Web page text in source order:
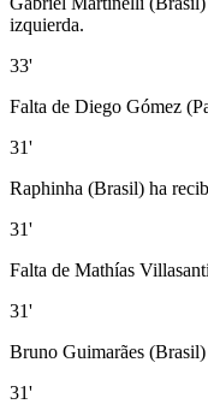
izquierda.
33'
Falta de Diego Gómez
31'
Raphinha (Brasil) ha
31'
Falta de Mathías
31'
Bruno Guimarães
31'